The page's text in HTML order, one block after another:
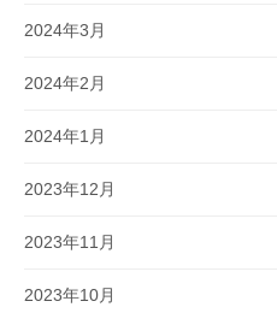
2024年3月
2024年2月
2024年1月
2023年12月
2023年11月
2023年10月